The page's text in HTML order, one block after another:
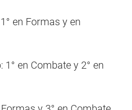
en Formas y en
en Combate y 2° en